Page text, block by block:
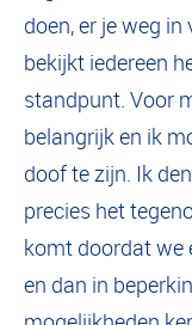
doen, er je weg
bekijkt iedereen
standpunt. Voor
belangrijk en ik
doof te zijn. Ik
precies het
komt doordat we
en dan in